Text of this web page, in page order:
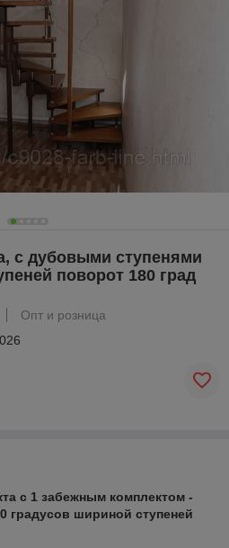
с дубовыми ступенями
поворот 180 град
Опт и розница
с 1 забежным комплектом -
градусов шириной ступеней